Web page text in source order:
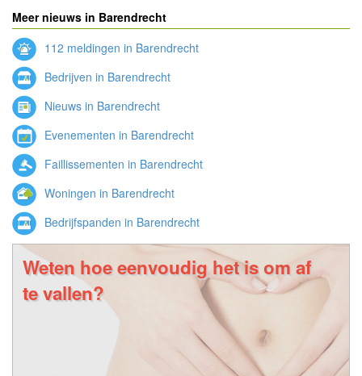
Meer nieuws in Barendrecht
112 meldingen in Barendrecht
Bedrijven in Barendrecht
Nieuws in Barendrecht
Evenementen in Barendrecht
Faillissementen in Barendrecht
Woningen in Barendrecht
Bedrijfspanden in Barendrecht
Weten hoe eenvoudig het is om af
te vallen?